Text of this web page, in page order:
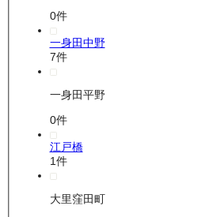
0件
一身田中野
7件
一身田平野
0件
江戸橋
1件
大里窪田町